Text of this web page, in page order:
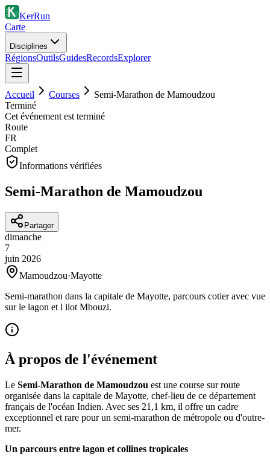
KerRun
Carte
Disciplines
RégionsOutilsGuidesRecordsExplorer
Accueil Courses
Semi-Marathon de Mamoudzou
Terminé
Cet événement est terminé
Route
FR
Complet
Informations vérifiées
Semi-Marathon de Mamoudzou
Partager
dimanche
7
juin 2026
Mamoudzou·Mayotte
Semi-marathon dans la capitale de Mayotte, parcours cotier avec vue
sur le lagon et l ilot Mbouzi.
À propos de l'événement
Le Semi-Marathon de Mamoudzou est une course sur route
organisée dans la capitale de Mayotte, chef-lieu de ce département
français de l'océan Indien. Avec ses 21,1 km, il offre un cadre
exceptionnel et rare pour un semi-marathon de métropole ou d'outre-
mer.
Un parcours entre lagon et collines tropicales